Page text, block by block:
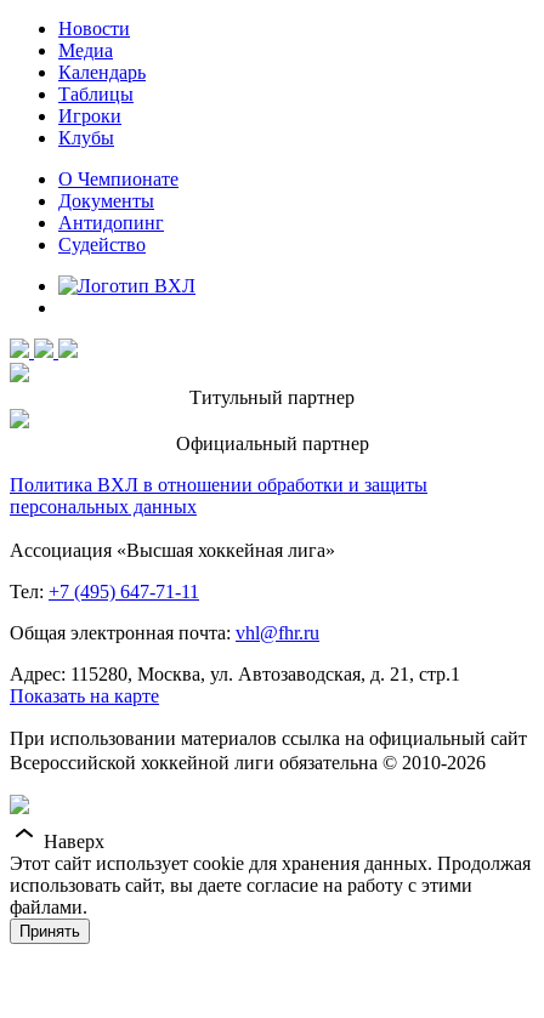
Новости
Медиа
Календарь
Таблицы
Игроки
Клубы
О Чемпионате
Документы
Антидопинг
Судейство
Титульный партнер
Официальный партнер
Политика ВХЛ в отношении обработки и защиты
персональных данных
Ассоциация «Высшая хоккейная лига»
Тел: +7 (495) 647-71-11
Общая электронная почта: vhl@fhr.ru
Адрес: 115280, Москва, ул. Автозаводская, д. 21, стр.1
Показать на карте
При использовании материалов ссылка на официальный сайт
Всероссийской хоккейной лиги обязательна © 2010-2026
Наверх
Этот сайт использует cookie для хранения данных. Продолжая
использовать сайт, вы даете согласие на работу с этими
файлами.
Принять